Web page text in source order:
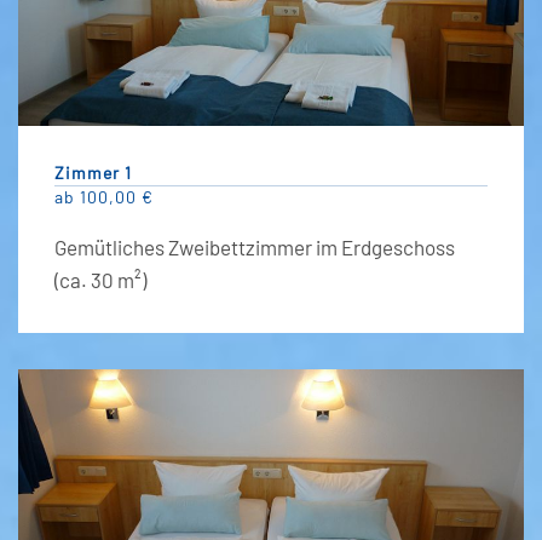
Zimmer 1
ab 100,00 €
Gemütliches Zweibettzimmer im Erdgeschoss
(ca. 30 m²)